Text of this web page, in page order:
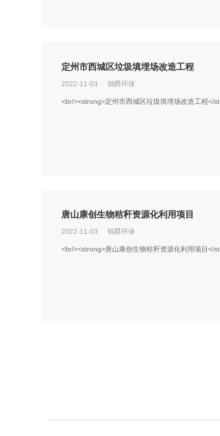
定州市西城区垃圾填埋场改造工程
2022-11-03 锦爵环保
<br/><strong>定州市西城区垃圾填埋场改造工程</
唐山康创生物秸秆资源化利用项目
2022-11-03 锦爵环保
<br/><strong>唐山康创生物秸秆资源化利用项目</